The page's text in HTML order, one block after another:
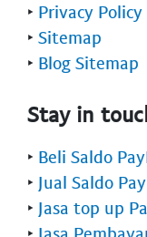
‣ Privacy Policy
‣ Sitemap
‣ Blog Sitemap
Stay in
‣ Beli Saldo
‣ Jual Saldo
‣ Jasa top up
‣ Jasa